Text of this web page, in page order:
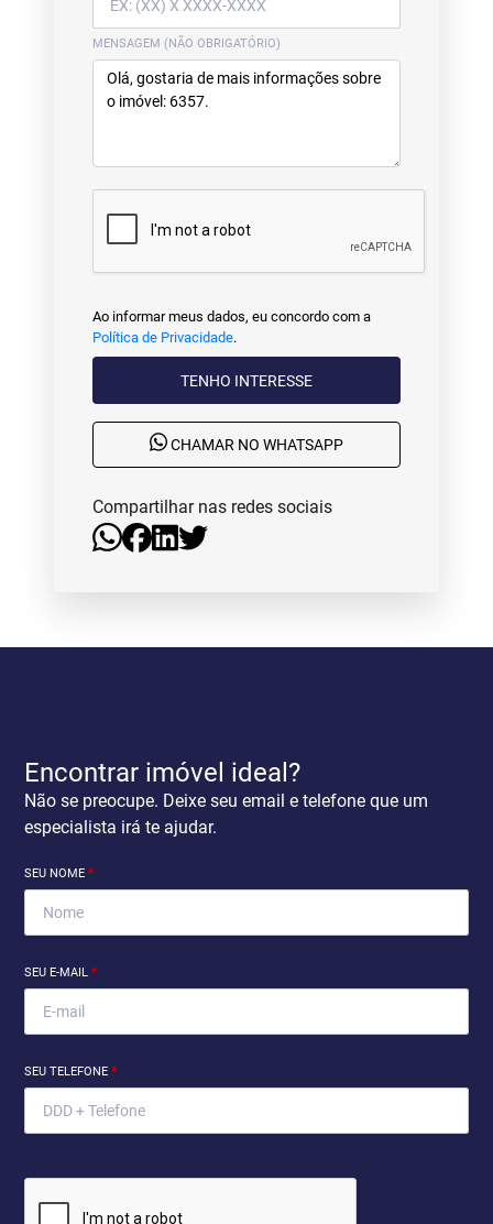
MENSAGEM (NÃO OBRIGATÓRIO)
Ao informar meus dados, eu concordo com a
Política de Privacidade.
TENHO INTERESSE
CHAMAR NO WHATSAPP
Compartilhar nas redes sociais
Encontrar imóvel ideal?
Não se preocupe. Deixe seu email e telefone que um
especialista irá te ajudar.
SEU NOME*
SEU E-MAIL*
SEU TELEFONE*